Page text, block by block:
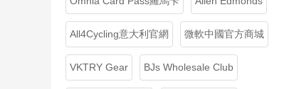
All4Cycling意大利官網 微軟中國官方商城
VKTRY Gear BJs Wholesale Club